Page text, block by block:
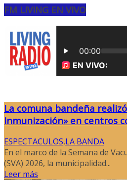
FM LIVING EN VIVO
La comuna bandeña
Inmunización» en centros
ESPECTACULOS,LA BANDA
En el marco de la Semana de
(SVA) 2026, la municipalidad...
Leer más